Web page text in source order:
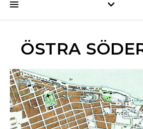
ÖSTRA